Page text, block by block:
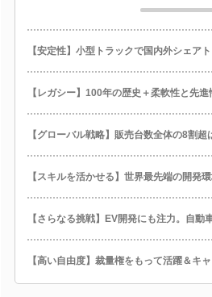
【安定性】小型トラックで国内外シェア
【レガシー】100年の歴史＋柔軟性と先進
【グローバル戦略】販売台数全体の8割超
【スキルを活かせる】世界最先端の開発
【さらなる挑戦】EV開発にも注力。自動
【高い自由度】裁量権をもって活躍＆キ